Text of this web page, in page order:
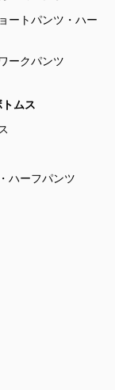
ートパンツ・ハー
ークパンツ
ムス
ハーフパンツ